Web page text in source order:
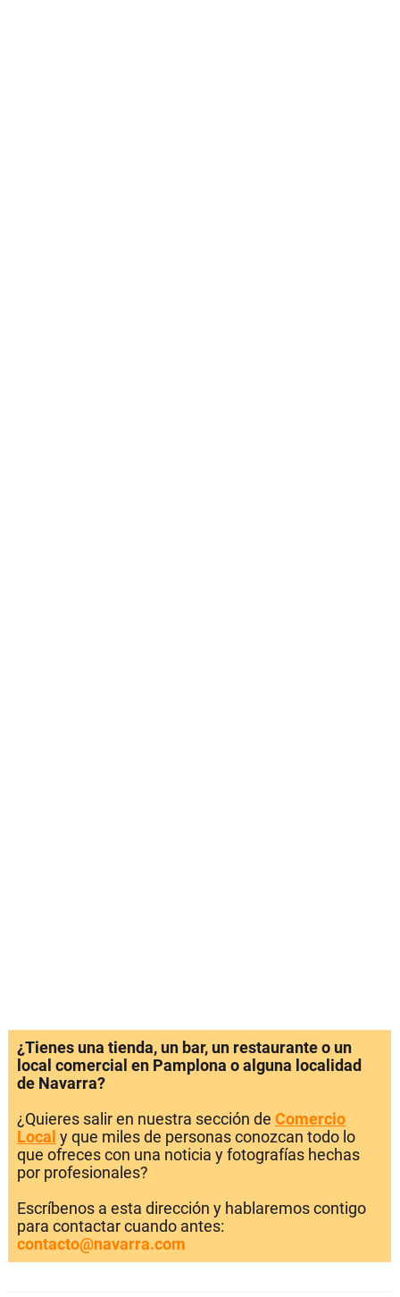
¿Tienes una tienda, un bar, un restaurante o un
local comercial en Pamplona o alguna localidad
de Navarra?
¿Quieres salir en nuestra sección de Comercio
Local y que miles de personas conozcan todo lo
que ofreces con una noticia y fotografías hechas
por profesionales?
Escríbenos a esta dirección y hablaremos contigo
para contactar cuando antes:
contacto@navarra.com